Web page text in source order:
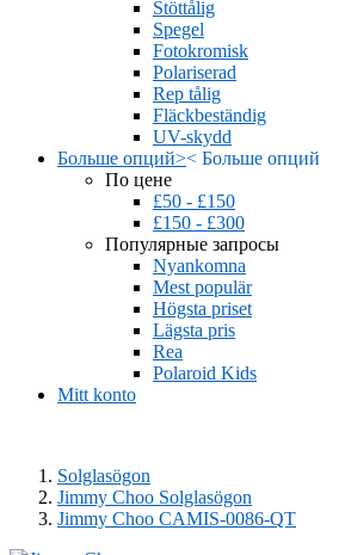
Stöttålig
Spegel
Fotokromisk
Polariserad
Rep tålig
Fläckbeständig
UV-skydd
Больше опций>< Больше опций
По цене
£50 - £150
£150 - £300
Популярные запросы
Nyankomna
Mest populär
Högsta priset
Lägsta pris
Rea
Polaroid Kids
Mitt konto
Solglasögon
Jimmy Choo Solglasögon
Jimmy Choo CAMIS-0086-QT